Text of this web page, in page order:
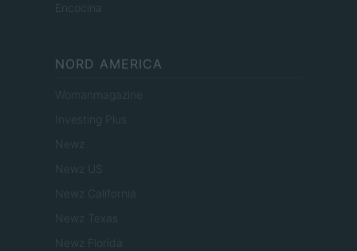
Encocina
NORD AMERICA
Womanmagazine
Investing Plus
Newz
Newz US
Newz California
Newz Texas
Newz Florida